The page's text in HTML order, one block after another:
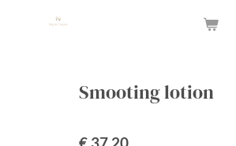
Smooting lotion